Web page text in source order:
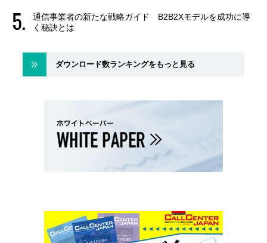
通信事業者の新たな戦略ガイド B2B2Xモデルを成功に導
く秘訣とは
ダウンロード数ランキングをもっと見る